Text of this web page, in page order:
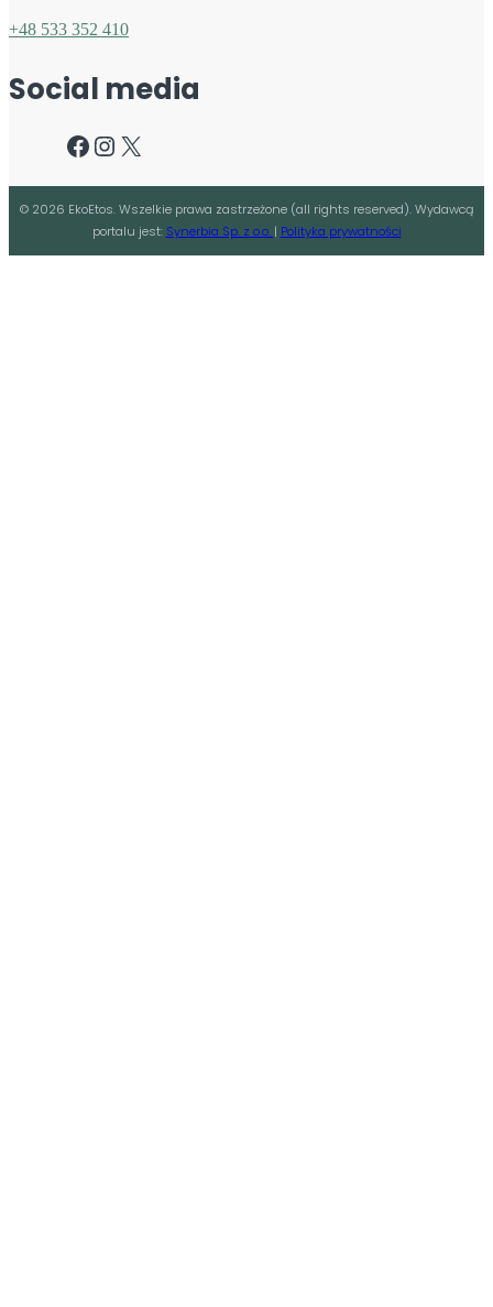
+48 533 352 410
Social media
Facebook
Instagram
X
© 2026 EkoEtos. Wszelkie prawa zastrzeżone (all rights reserved). Wydawcą
portalu jest: Synerbia Sp. z o.o. | Polityka prywatności